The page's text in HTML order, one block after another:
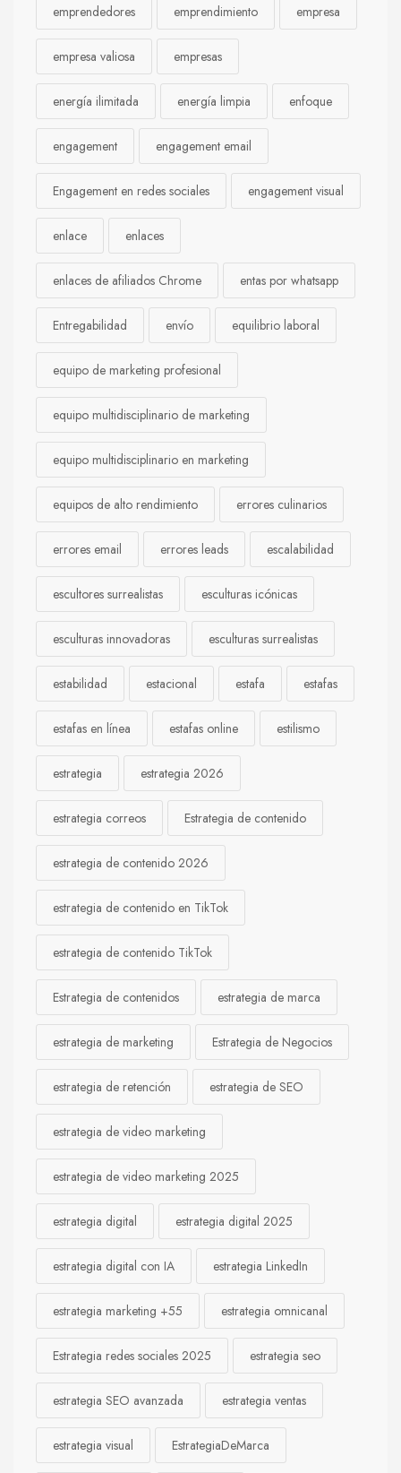
emprendedores emprendimiento empresa
empresa valiosa empresas
energía ilimitada energía limpia enfoque
engagement engagement email
Engagement en redes sociales engagement visual
enlace enlaces
enlaces de afiliados Chrome entas por whatsapp
Entregabilidad envío equilibrio laboral
equipo de marketing profesional
equipo multidisciplinario de marketing
equipo multidisciplinario en marketing
equipos de alto rendimiento errores culinarios
errores email errores leads escalabilidad
escultores surrealistas esculturas icónicas
esculturas innovadoras esculturas surrealistas
estabilidad estacional estafa estafas
estafas en línea estafas online estilismo
estrategia estrategia 2026
estrategia correos Estrategia de contenido
estrategia de contenido 2026
estrategia de contenido en TikTok
estrategia de contenido TikTok
Estrategia de contenidos estrategia de marca
estrategia de marketing Estrategia de Negocios
estrategia de retención estrategia de SEO
estrategia de video marketing
estrategia de video marketing 2025
estrategia digital estrategia digital 2025
estrategia digital con IA estrategia LinkedIn
estrategia marketing +55 estrategia omnicanal
Estrategia redes sociales 2025 estrategia seo
estrategia SEO avanzada estrategia ventas
estrategia visual EstrategiaDeMarca